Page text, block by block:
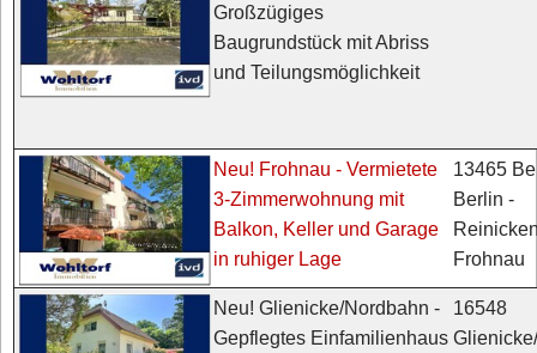
Großzügiges
Baugrundstück mit Abriss
und Teilungsmöglichkeit
Neu! Frohnau - Vermietete
3-Zimmerwohnung mit
Balkon, Keller und Garage
in ruhiger Lage
13465
Berlin -
Frohnau
Neu! Glienicke/Nordbahn -
Gepflegtes Einfamilienhaus
16548